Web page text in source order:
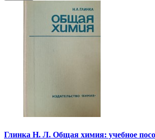
Глинка Н. Л. Общая химия: учебное